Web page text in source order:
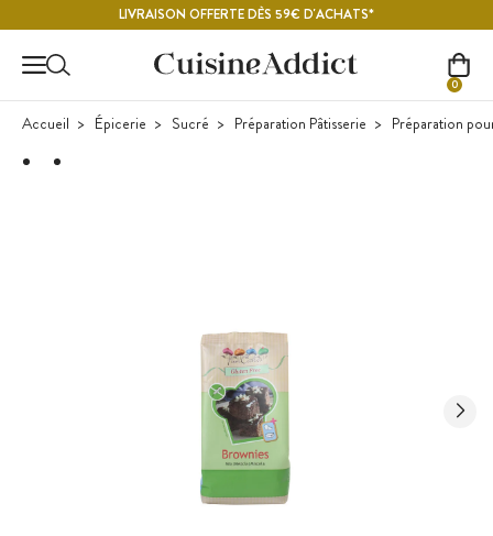
LIVRAISON OFFERTE DÈS 59€ D'ACHATS*
0
Accueil Épicerie Sucré Préparation Pâtisserie Préparation